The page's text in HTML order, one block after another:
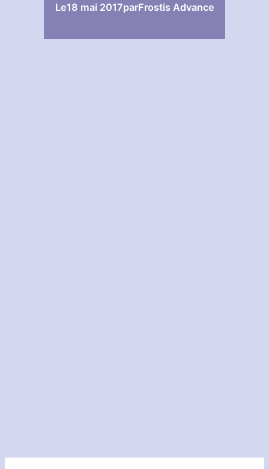
Le18 mai 2017parFrostis Advance